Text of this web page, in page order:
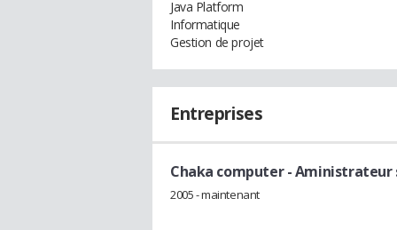
Java Platform
Informatique
Gestion de projet
Entreprises
Chaka computer- Aministrateur
2005 - maintenant